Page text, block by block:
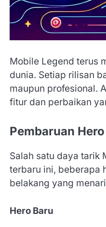
Mobile Legend terus
dunia. Setiap rilisan
maupun profesional.
fitur dan perbaikan
Pembaruan Hero
Salah satu daya tarik
terbaru ini, beberapa
belakang yang
Hero Baru